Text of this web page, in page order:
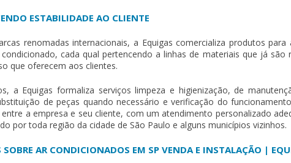
ESTABILIDADE AO CLIENTE
renomadas internacionais, a Equigas comercializa produtos para
cada qual pertencendo a linhas de materiais que já são
que oferecem aos clientes.
a Equigas formaliza serviços limpeza e higienização, de
de peças quando necessário e verificação do
a empresa e seu cliente, com um atendimento personalizado
por toda região da cidade de São Paulo e alguns municípios vizinhos.
SOBRE AR CONDICIONADOS EM SP VENDA E INSTALAÇÃO |